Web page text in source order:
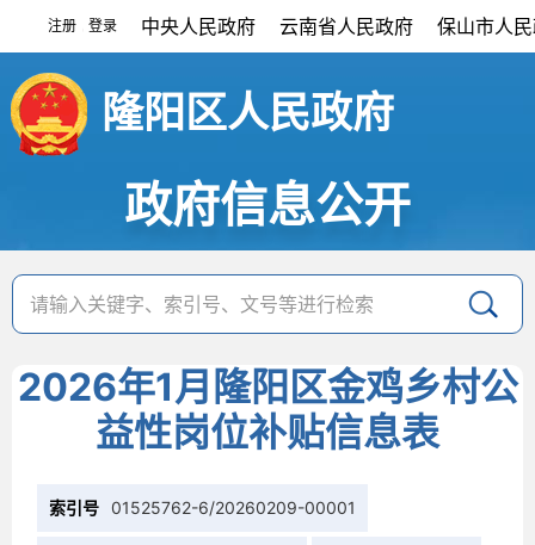
注册 登录 中央人民政府 云南省人民政府 保山市人
隆阳区人民政府
政府信息公开
2026年1月隆阳区金鸡乡村公
益性岗位补贴信息表
索引号 01525762-6/20260209-00001